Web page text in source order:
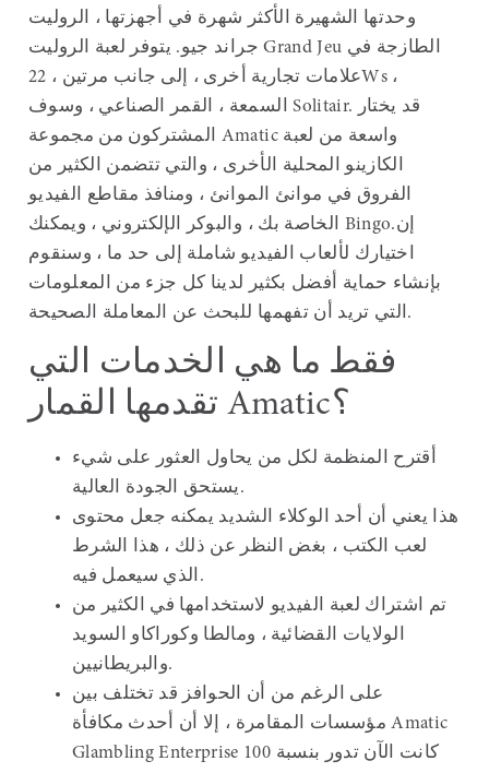
وحدتها الشهيرة الأكثر شهرة في أجهزتها ، الروليت
جراند جيو. يتوفر لعبة الروليت Grand Jeu الطازجة في
علامات تجارية أخرى ، إلى جانب مرتين ، 22Ws ،
السمعة ، القمر الصناعي ، وسوف Solitair. قد يختار
المشتركون من مجموعة Amatic واسعة من لعبة
الكازينو المحلية الأخرى ، والتي تتضمن الكثير من
الفروق في موانئ الموانئ ، ومنافذ مقاطع الفيديو
الخاصة بك ، والبوكر الإلكتروني ، ويمكنك Bingo.إن
اختيارك لألعاب الفيديو شاملة إلى حد ما ، وسنقوم
بإنشاء حماية أفضل بكثير لدينا كل جزء من المعلومات
التي تريد أن تفهمها للبحث عن المعاملة الصحيحة.
فقط ما هي الخدمات التي
تقدمها القمار Amatic؟
أقترح المنظمة لكل من يحاول العثور على شيء
يستحق الجودة العالية.
هذا يعني أن أحد الوكلاء الشديد يمكنه جعل محتوى
لعب الكتب ، بغض النظر عن ذلك ، هذا الشرط
الذي سيعمل فيه.
تم اشتراك لعبة الفيديو لاستخدامها في الكثير من
الولايات القضائية ، ومالطا وكوراكاو السويد
والبريطانيين.
على الرغم من أن الحوافز قد تختلف بين
مؤسسات المقامرة ، إلا أن أحدث مكافأة Amatic
Glambling Enterprise كانت الآن تدور بنسبة 100